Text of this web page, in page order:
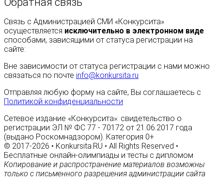
Связь с Администрацией СМИ «Конкурсита»
осуществляется исключительно в электронном виде
способами, зависящими от статуса регистрации на
сайте:
Вне зависимости от статуса регистрации с нами можно
связаться по почте info@konkursita.ru
Отправляя любую форму на сайте, Вы соглашаетесь с
Политикой конфиденциальности
Сетевое издание «Конкурсита»: свидетельство о
регистрации ЭЛ № ФС 77 - 70172 от 21.06.2017 года
(выдано Роскомнадзором). Категория 0+
© 2017-2026 • Konkursita.RU • All Rights Reserved •
Бесплатные онлайн-олимпиады и тесты с дипломом
Копирование и распространение материалов возможны
только с письменного разрешения администрации сайта